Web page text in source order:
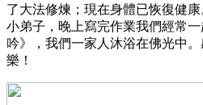
了大法修煉；現在身體已恢復健
小弟子，晚上寫完作業我們經常
吟》，我們一家人沐浴在佛光中
樂！